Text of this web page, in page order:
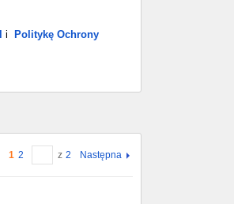
i
Politykę Ochrony
1 2 z 2 Następna